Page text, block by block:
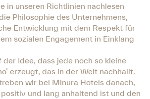
in unseren Richtlinien nachlesen
Philosophie des Unternehmens,
Entwicklung mit dem Respekt für
sozialen Engagement in Einklang
der Idee, dass jede noch so kleine
erzeugt, das in der Welt nachhallt.
wir bei Minura Hotels danach,
positiv und lang anhaltend ist und den